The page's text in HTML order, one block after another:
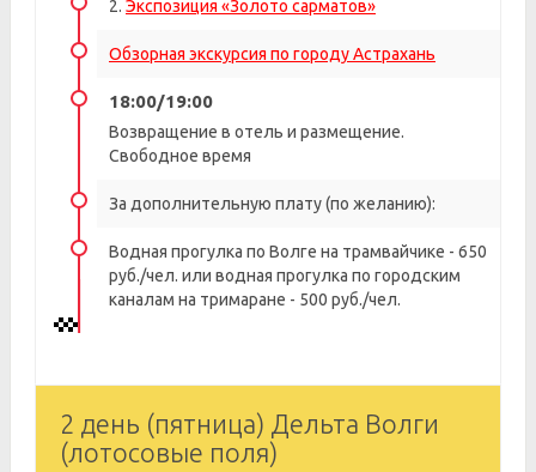
2. Экспозиция «Золото сарматов»
Обзорная экскурсия по городу Астрахань
18:00/19:00
Возвращение в отель и размещение.
Свободное время
За дополнительную плату (по желанию):
Водная прогулка по Волге на трамвайчике - 650
руб./чел. или водная прогулка по городским
каналам на тримаране - 500 руб./чел.
2 день (пятница) Дельта Волги
(лотосовые поля)